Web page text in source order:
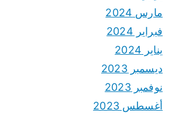
مارس 2024
فبراير 2024
يناير 2024
ديسمبر 2023
نوفمبر 2023
أغسطس 2023